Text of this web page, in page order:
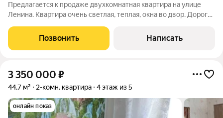
Предлагается к продаже двухкомнатная квартира на улице
Ленина. Квартира очень светлая, теплая, окна во двор. Дорогу
кухня 6,4 кв.м. Сан.узел совмещен. В доме газ, с продуманной
системой
Позвонить Написать
3 350 000 ₽
44,7 м² 2-комн. квартира 4 этаж из 5
онлайн показ